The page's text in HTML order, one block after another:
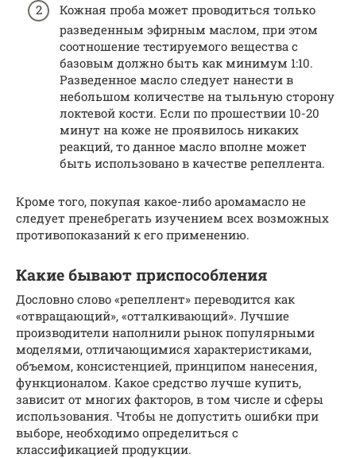
Кожная проба может проводиться только
разведенным эфирным маслом, при этом
соотношение тестируемого вещества с
базовым должно быть как минимум 1:10.
Разведенное масло следует нанести в
небольшом количестве на тыльную сторону
локтевой кости. Если по прошествии 10-20
минут на коже не проявилось никаких
реакций, то данное масло вполне может
быть использовано в качестве репеллента.
Кроме того, покупая какое-либо аромамасло не
следует пренебрегать изучением всех возможных
противопоказаний к его применению.
Какие бывают приспособления
Дословно слово «репеллент» переводится как
«отвращающий», «отталкивающий». Лучшие
производители наполнили рынок популярными
моделями, отличающимися характеристиками,
объемом, консистенцией, принципом нанесения,
функционалом. Какое средство лучше купить,
зависит от многих факторов, в том числе и сферы
использования. Чтобы не допустить ошибки при
выборе, необходимо определиться с
классификацией продукции.